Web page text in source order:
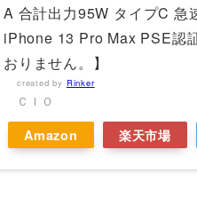
A 合計出力95W タイプC
iPhone 13 Pro Max PSE認
おりません。】
created by Rinker
ＣＩＯ
Amazon 楽天市場